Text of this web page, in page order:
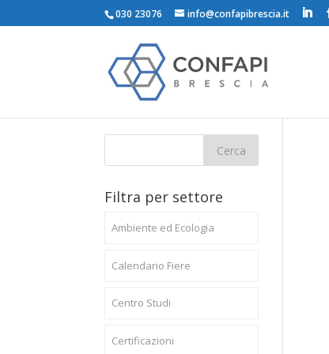
030 23076 info@confapibrescia.it
Filtra per settore
Ambiente ed Ecologia
Calendario Fiere
Centro Studi
Certificazioni